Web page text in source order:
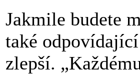
Jakmile budete
také
zlepší.